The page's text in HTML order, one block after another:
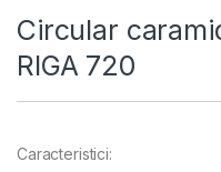
Circular
RIGA 720
Caracteristici: